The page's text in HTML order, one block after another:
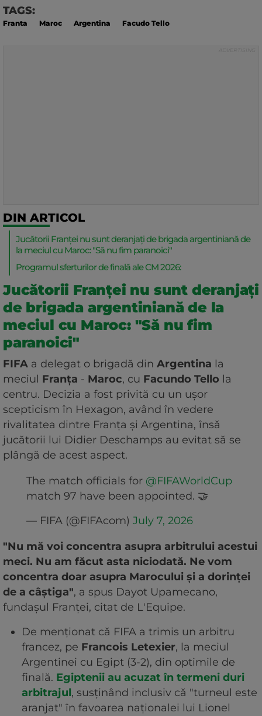
TAGS:
Franta Maroc Argentina Facudo Tello
DIN ARTICOL
Jucătorii Franței nu sunt deranjați de brigada argentiniană de
la meciul cu Maroc: "Să nu fim paranoici"
Programul sferturilor de finală ale CM 2026:
Jucătorii Franței nu sunt deranjați
de brigada argentiniană de la
meciul cu Maroc: "Să nu fim
paranoici"
FIFA a delegat o brigadă din Argentina la
meciul Franța - Maroc, cu Facundo Tello la
centru. Decizia a fost privită cu un ușor
scepticism în Hexagon, având în vedere
rivalitatea dintre Franța și Argentina, însă
jucătorii lui Didier Deschamps au evitat să se
plângă de acest aspect.
The match officials for @FIFAWorldCup
match 97 have been appointed. 🤝
— FIFA (@FIFAcom) July 7, 2026
"Nu mă voi concentra asupra arbitrului acestui
meci. Nu am făcut asta niciodată. Ne vom
concentra doar asupra Marocului și a dorinței
de a câștiga", a spus Dayot Upamecano,
fundașul Franței, citat de L'Equipe.
De menționat că FIFA a trimis un arbitru
francez, pe Francois Letexier, la meciul
Argentinei cu Egipt (3-2), din optimile de
finală. Egiptenii au acuzat în termeni duri
arbitrajul, susținând inclusiv că "turneul este
aranjat" în favoarea naționalei lui Lionel